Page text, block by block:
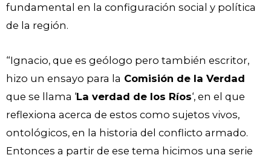
fundamental en la configuración social y política
de la región.
“Ignacio, que es geólogo pero también escritor,
hizo un ensayo para la Comisión de la Verdad
que se llama ‘La verdad de los Ríos‘, en el que
reflexiona acerca de estos como sujetos vivos,
ontológicos, en la historia del conflicto armado.
Entonces a partir de ese tema hicimos una serie